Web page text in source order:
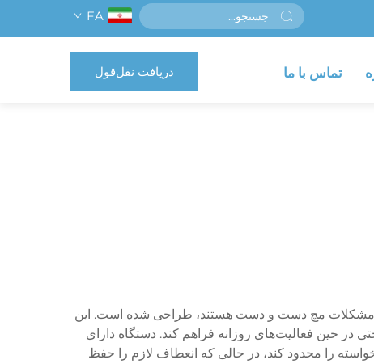
FA
تماس با ما دریافت نقل‌قول
مشکلات مچ دست و دست هستند، طراحی شده است. این
در حین فعالیت‌های روزانه فراهم کند. دستگاه دارای
را محدود کند، در حالی که انعطاف لازم را حفظ